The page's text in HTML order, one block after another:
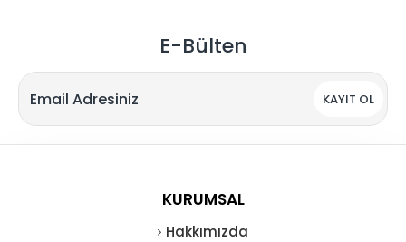
E-Bülten
KAYIT OL
KURUMSAL
Hakkımızda